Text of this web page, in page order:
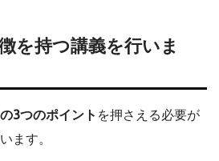
を持つ講義を行いま
3つのポイント を押さえる必要が
ます。